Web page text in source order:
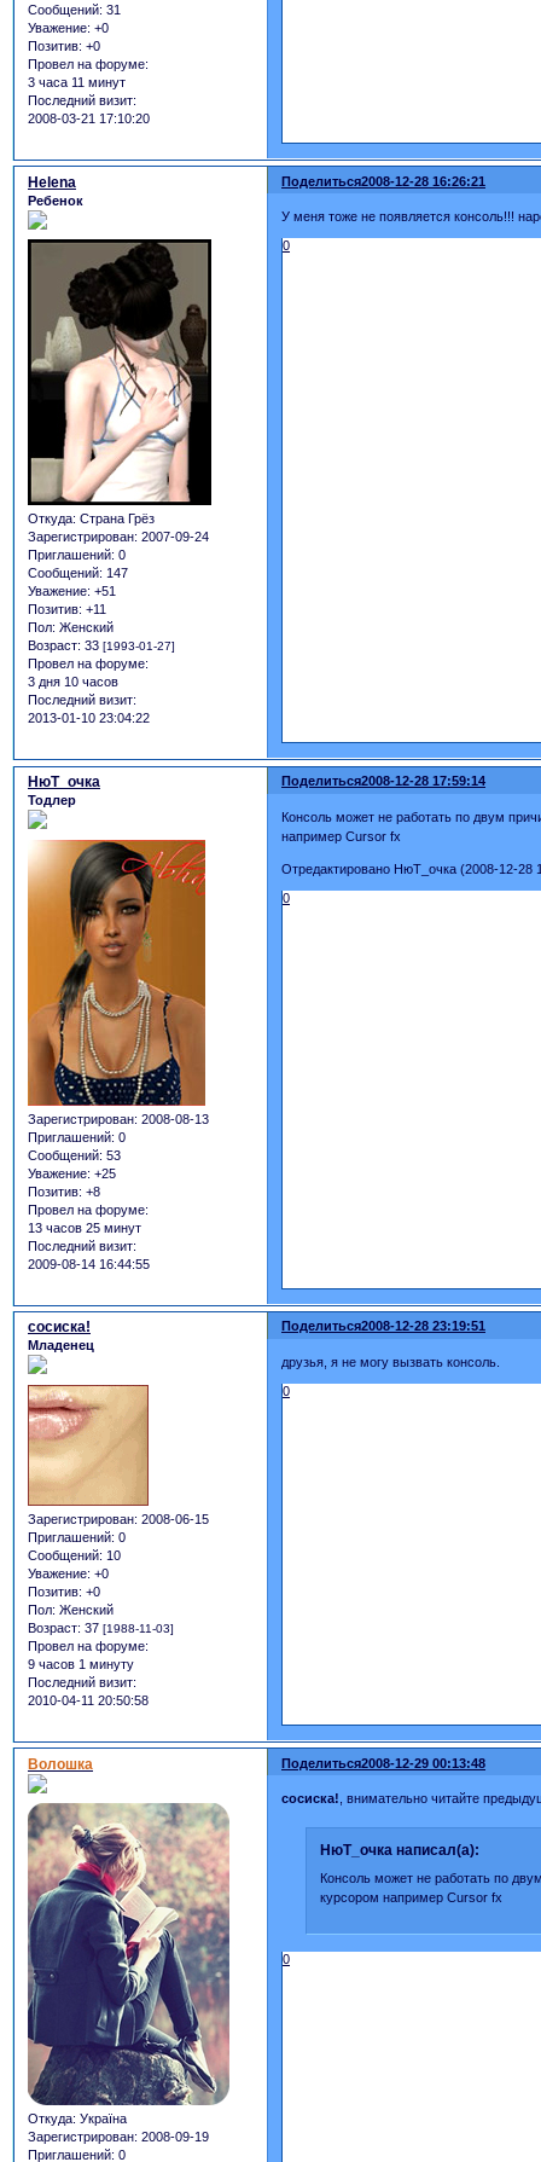
Сообщений: 31
Уважение: +0
Позитив: +0
Провел на форуме:
3 часа 11 минут
Последний визит:
2008-03-21 17:10:20
Поделиться2008-12-28 16:26:21
Helena
Ребенок
Откуда: Страна Грёз
Зарегистрирован: 2007-09-24
Приглашений: 0
Сообщений: 147
Уважение: +51
Позитив: +11
Пол: Женский
Возраст: 33 [1993-01-27]
Провел на форуме:
3 дня 10 часов
Последний визит:
2013-01-10 23:04:22
У меня тоже не появляется консоль!!!
0
Поделиться2008-12-28 17:59:14
НюТ_очка
Тодлер
Зарегистрирован: 2008-08-13
Приглашений: 0
Сообщений: 53
Уважение: +25
Позитив: +8
Провел на форуме:
13 часов 25 минут
Последний визит:
2009-08-14 16:44:55
Консоль может не работать по двум
например Cursor fx
Отредактировано НюТ_очка (2008-12-28
0
Поделиться2008-12-28 23:19:51
сосиска!
Младенец
Зарегистрирован: 2008-06-15
Приглашений: 0
Сообщений: 10
Уважение: +0
Позитив: +0
Пол: Женский
Возраст: 37 [1988-11-03]
Провел на форуме:
9 часов 1 минуту
Последний визит:
2010-04-11 20:50:58
друзья, я не могу вызвать консоль.
0
Поделиться2008-12-29 00:13:48
Волошка
Откуда: Україна
Зарегистрирован: 2008-09-19
Приглашений: 0
сосиска! , внимательно читайте
НюТ_очка написал(а):
Консоль может не работать по
курсором например Cursor fx
0